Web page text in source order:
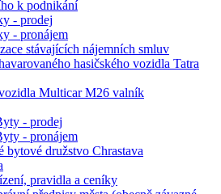
k podnikání
- prodej
- pronájem
stávajících nájemních smluv
hasičského vozidla Tatra
Multicar M26 valník
- prodej
- pronájem
bytové družstvo Chrastava
pravidla a ceníky